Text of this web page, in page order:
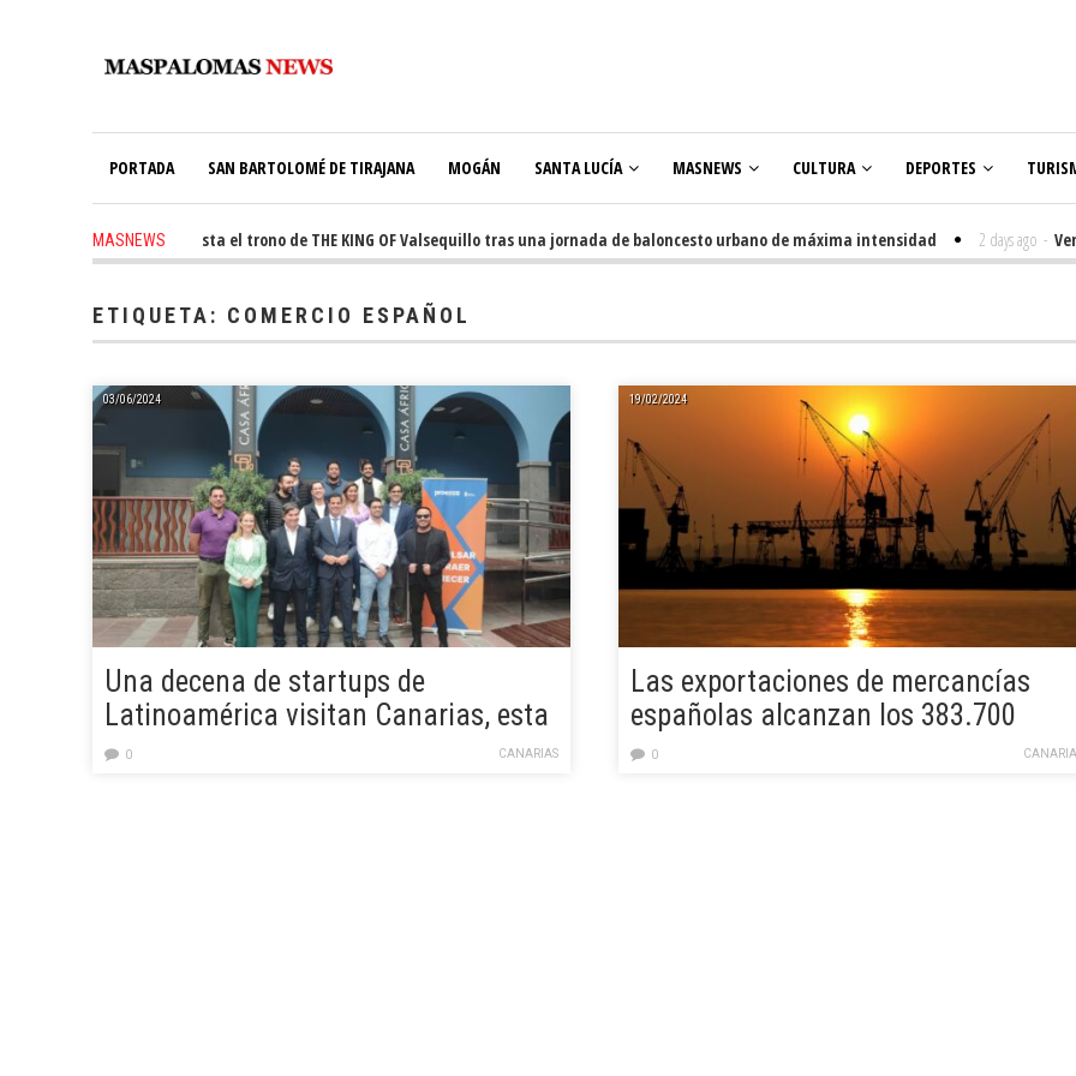
PORTADA SAN BARTOLOMÉ DE TIRAJANA MOGÁN SANTA LUCÍA MASNEWS CULTURA DEPORTES
MASNEWS
Ale Martín conquista el trono de THE KING OF Valsequillo tras una jornada de baloncesto urbano de máxima intensidad 2 days ago -
ETIQUETA: COMERCIO ESPAÑOL
03/06/2024
Una decena de startups de
Latinoamérica visitan Canarias, esta
semana, en una misión comercial de
CANARIAS
0
19/02/2024
Las exportaciones de mercancías
españolas alcanzan los 383.700
millones de euros, el segundo mejor
0